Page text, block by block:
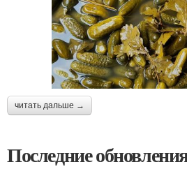
читать дальше →
Последние